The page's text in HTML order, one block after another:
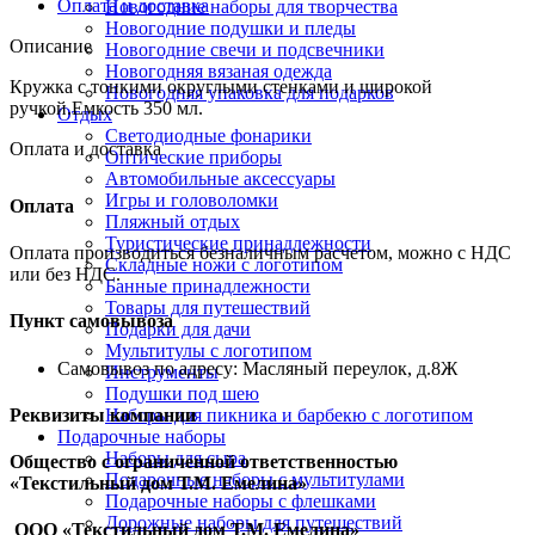
Новогодние наборы для творчества
Новогодние подушки и пледы
Новогодние свечи и подсвечники
Новогодняя вязаная одежда
Новогодняя упаковка для подарков
Отдых
Светодиодные фонарики
Оптические приборы
Автомобильные аксессуары
Игры и головоломки
Пляжный отдых
Туристические принадлежности
Складные ножи с логотипом
Банные принадлежности
Товары для путешествий
Подарки для дачи
Мультитулы с логотипом
Инструменты
Подушки под шею
Наборы для пикника и барбекю с логотипом
Подарочные наборы
Наборы для сыра
Подарочные наборы с мультитулами
Подарочные наборы с флешками
Дорожные наборы для путешествий
Оплата и доставка
Описание
Кружка с тонкими округлыми стенками и широкой
ручкой.Емкость 350 мл.
Оплата и доставка
Оплата
Оплата производиться безналичным расчетом, можно с НДС
или без НДС.
Пункт самовывоза
Самовывоз по адресу: Масляный переулок, д.8Ж
Реквизиты компании
Общество с ограниченной ответственностью
«Текстильный дом Т.М. Емелина»
ООО «Текстильный дом Т.М. Емелина»